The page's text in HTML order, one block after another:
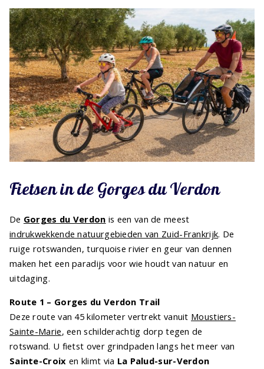
Fietsen in de Gorges du Verdon
De Gorges du Verdon is een van de meest
indrukwekkende natuurgebieden van Zuid-Frankrijk. De
ruige rotswanden, turquoise rivier en geur van dennen
maken het een paradijs voor wie houdt van natuur en
uitdaging.
Route 1 – Gorges du Verdon Trail
Deze route van 45 kilometer vertrekt vanuit Moustiers-
Sainte-Marie, een schilderachtig dorp tegen de
rotswand. U fietst over grindpaden langs het meer van
Sainte-Croix en klimt via La Palud-sur-Verdon